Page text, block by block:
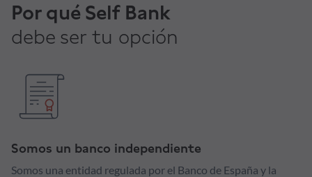
Por qué Self Bank
debe ser tu opción
Somos un banco independiente
Somos una entidad regulada por el Banco de España y la